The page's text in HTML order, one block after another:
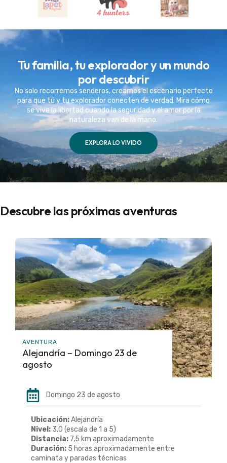
Tu familia, tu explorador y un mundo
por descubrir
No solo recorremos senderos, creamos el escenario perfecto
para que tú y tu explorador conecten de verdad. Mira cómo
se vive la libertad cuando la seguridad y el amor por la
naturaleza van de la mano.
EXPLORA LO VIVIDO
Descubre las próximas aventuras
AVENTURA
Alejandría – Domingo 23 de
agosto
Domingo 23 de agosto
Ubicación:Alejandría
Nivel: 3,0 (escala de 1 a 5)
Distancia: 7,5 km aproximadamente
Duración: 5 horas aproximadamente entre
caminata y paradas técnicas